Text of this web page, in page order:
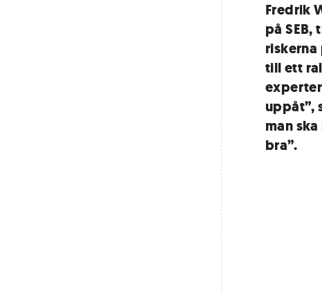
Fredrik
på
till ett
uppåt”,
man
bra”.